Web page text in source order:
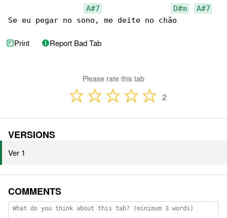
A#7
D#m
A#7
Se eu pegar no sono, me deite no chão
Print Report Bad Tab
Please rate this tab
2
VERSIONS
Ver 1
COMMENTS